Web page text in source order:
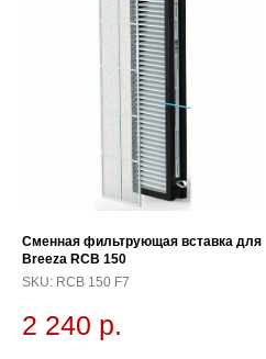
Сменная фильтрующая вставка для
Breeza RCB 150
SKU: RCB 150 F7
2 240 р.